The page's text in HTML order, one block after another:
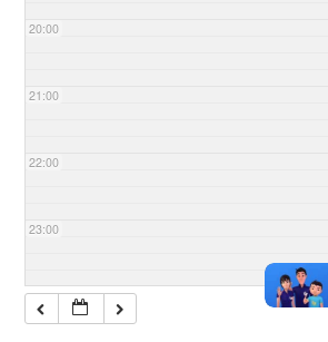
20:00
21:00
22:00
23:00